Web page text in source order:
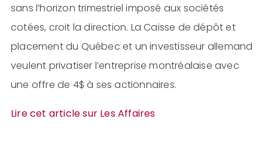
sans l’horizon trimestriel imposé aux sociétés
cotées, croit la direction. La Caisse de dépôt et
placement du Québec et un investisseur allemand
veulent privatiser l’entreprise montréalaise avec
une offre de 4$ à ses actionnaires.
Lire cet article sur Les Affaires